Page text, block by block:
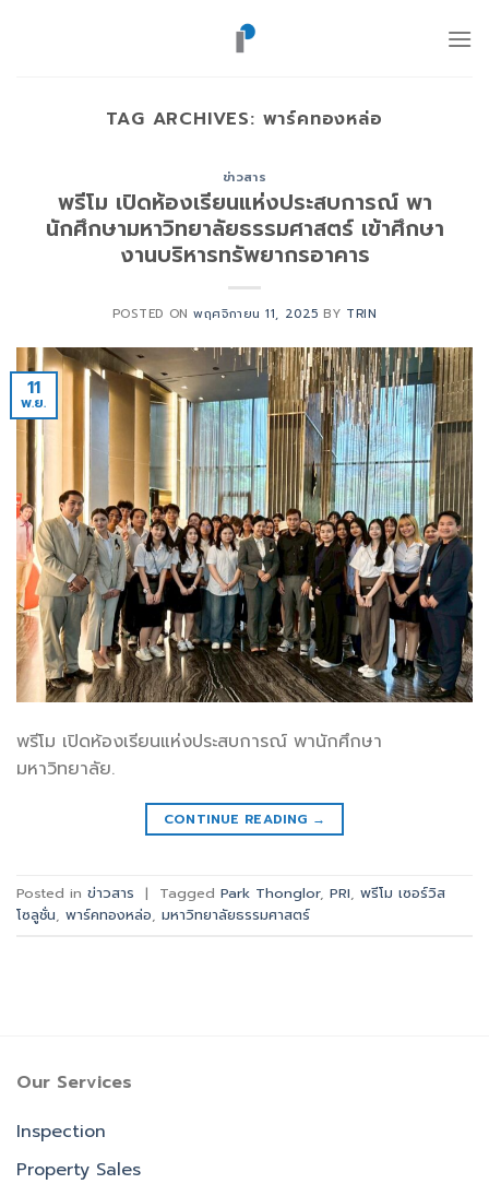
TAG ARCHIVES: พาร์คทองหล่อ
ข่าวสาร
พรีโม เปิดห้องเรียนแห่งประสบการณ์ พา
นักศึกษามหาวิทยาลัยธรรมศาสตร์ เข้าศึกษา
งานบริหารทรัพยากรอาคาร
POSTED ONพฤศจิกายน 11, 2025 BY TRIN
11
พ.ย.
พรีโม เปิดห้องเรียนแห่งประสบการณ์ พานักศึกษา
มหาวิทยาลัย.
CONTINUE READING →
Posted in ข่าวสาร | Tagged Park Thonglor, PRI, พรีโม เซอร์วิส
โซลูชั่น, พาร์คทองหล่อ, มหาวิทยาลัยธรรมศาสตร์
Our Services
Inspection
Property Sales